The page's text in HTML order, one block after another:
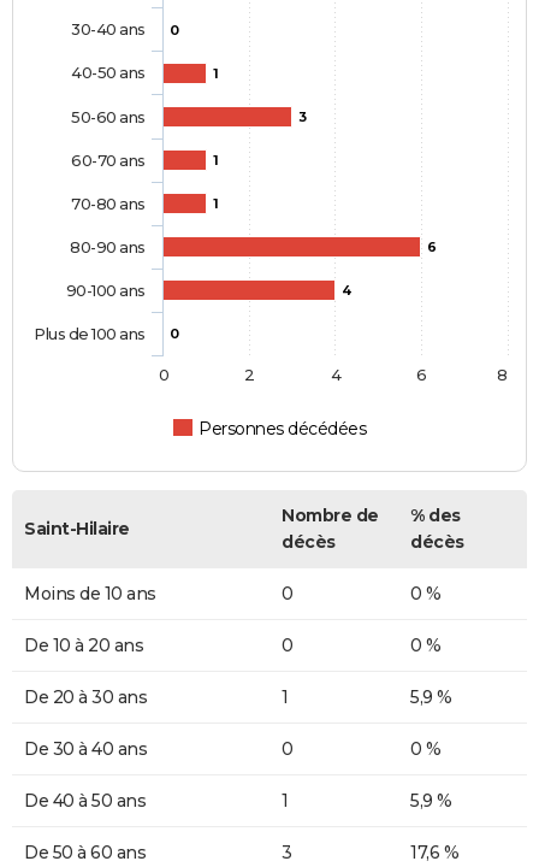
0
1
3
1
1
6
4
0
Personnes décédées
30-40 ans
40-50 ans
50-60 ans
60-70 ans
70-80 ans
80-90 ans
90-100 ans
Plus de 100 ans
0 2 4 6 8
Saint-Hilaire
Nombre de
décès
% des
décès
Moins de 10 ans 0 0 %
De 10 à 20 ans 0 0 %
De 20 à 30 ans 1 5,9 %
De 30 à 40 ans 0 0 %
De 40 à 50 ans 1 5,9 %
De 50 à 60 ans 3 17,6 %